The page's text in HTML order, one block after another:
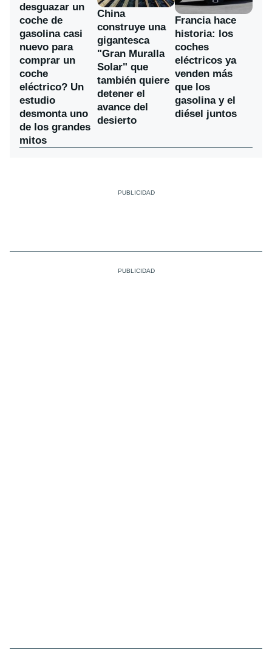
desguazar un
coche de
gasolina casi
nuevo para
comprar un
coche
eléctrico? Un
estudio
desmonta uno
de los grandes
mitos
China
construye una
gigantesca
"Gran Muralla
Solar" que
también quiere
detener el
avance del
desierto
Francia hace
historia: los
coches
eléctricos ya
venden más
que los
gasolina y el
diésel juntos